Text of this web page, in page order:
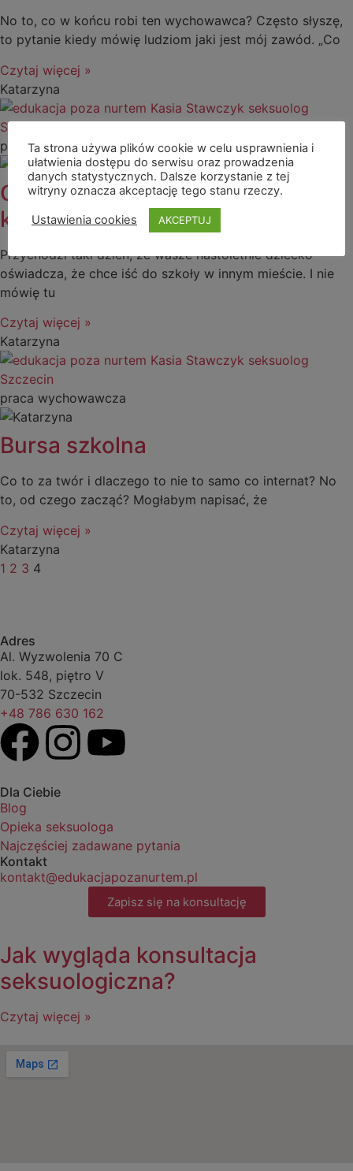
No to, co w końcu robi ten wychowawca? Często słyszę,
to pytanie kiedy mówię ludziom jaki jest mój zawód. „Co
Czytaj więcej »
Katarzyna
praca wychowawcza
Co to jest bursa i gdzie ma w
końcu mieszkać moje dziecko?
Przychodzi taki dzień, że wasze nastoletnie dziecko
oświadcza, że chce iść do szkoły w innym mieście. I nie
mówię tu
Czytaj więcej »
Katarzyna
praca wychowawcza
Bursa szkolna
Co to za twór i dlaczego to nie to samo co internat? No
to, od czego zacząć? Mogłabym napisać, że
Czytaj więcej »
Katarzyna
1 2 3 4
Adres
Al. Wyzwolenia 70 C
lok. 548, piętro V
70-532 Szczecin
+48 786 630 162
Dla Ciebie
Blog
Opieka seksuologa
Najczęściej zadawane pytania
Kontakt
kontakt@edukacjapozanurtem.pl
Zapisz się na konsultację
Jak wygląda konsultacja
seksuologiczna?
Czytaj więcej »
Ta strona używa plików cookie w celu usprawnienia i
ułatwienia dostępu do serwisu oraz prowadzenia
danych statystycznych. Dalsze korzystanie z tej
witryny oznacza akceptację tego stanu rzeczy.
Ustawienia cookies AKCEPTUJ